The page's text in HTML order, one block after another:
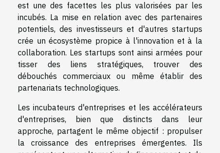
est une des facettes les plus valorisées par les
incubés. La mise en relation avec des partenaires
potentiels, des investisseurs et d'autres startups
crée un écosystème propice à l'innovation et à la
collaboration. Les startups sont ainsi armées pour
tisser des liens stratégiques, trouver des
débouchés commerciaux ou même établir des
partenariats technologiques.
Les incubateurs d'entreprises et les accélérateurs
d'entreprises, bien que distincts dans leur
approche, partagent le même objectif : propulser
la croissance des entreprises émergentes. Ils